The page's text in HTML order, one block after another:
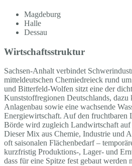
Magdeburg
Halle
Dessau
Wirtschaftsstruktur
Sachsen-Anhalt verbindet
mitteldeutschen Chemiedreieck rund
und Bitterfeld-Wolfen sitzt eine der
Kunststoffregionen Deutschlands, dazu
Anlagenbau sowie eine wachsende
Energiewirtschaft. Auf den fruchtbaren
Börde wird zugleich Landwirtschaft auf
Dieser Mix aus Chemie, Industrie und
oft saisonalen Flächenbedarf –
kurzfristig Produktions-, Lager- und
dass für eine Spitze fest gebaut werden